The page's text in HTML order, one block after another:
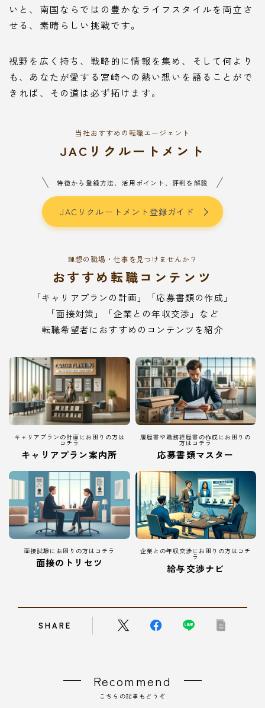
いと、南国ならではの豊かなライフスタイルを両立さ
せる、素晴らしい挑戦です。
視野を広く持ち、戦略的に情報を集め、そして何より
も、あなたが愛する宮崎への熱い想いを語ることがで
きれば、その道は必ず拓けます。
当社おすすめの転職エージェント
JACリクルートメント
特徴から登録方法、活用ポイント、評判を解説
JACリクルートメント登録ガイド
理想の職場・仕事を見つけませんか？
おすすめ転職コンテンツ
「キャリアプランの計画」「応募書類の作成」
「面接対策」「企業との年収交渉」など
転職希望者におすすめのコンテンツを紹介
キャリアプランの計画にお困りの方は
コチラ
キャリアプラン案内所
履歴書や職務経歴書の作成にお困りの
方はコチラ
応募書類マスター
面接試験にお困りの方はコチラ
面接のトリセツ
企業との年収交渉にお困りの方はコチ
ラ
給与交渉ナビ
SHARE
Recommend
こちらの記事もどうぞ